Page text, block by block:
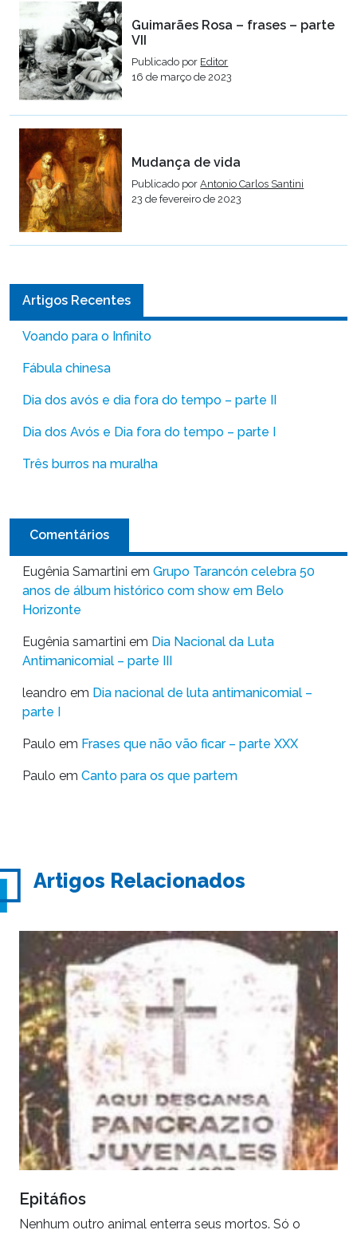
Guimarães Rosa – frases – parte
VII
Publicado por Editor
16 de março de 2023
Mudança de vida
Publicado porAntonio Carlos Santini
23 de fevereiro de 2023
Artigos Recentes
Voando para o Infinito
Fábula chinesa
Dia dos avós e dia fora do tempo – parte II
Dia dos Avós e Dia fora do tempo – parte I
Três burros na muralha
Comentários
Eugênia Samartini em Grupo Tarancón celebra 50
anos de álbum histórico com show em Belo
Horizonte
Eugênia samartini em Dia Nacional da Luta
Antimanicomial – parte III
leandro em Dia nacional de luta antimanicomial –
parte I
Paulo em Frases que não vão ficar – parte XXX
Paulo em Canto para os que partem
Artigos Relacionados
Epitáfios
Nenhum outro animal enterra seus mortos. Só o